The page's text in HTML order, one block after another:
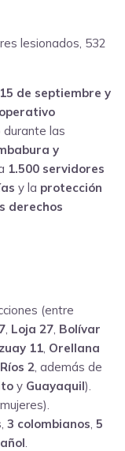
15 de septiembre y
operativo
durante las
y
1.500 servidores
y la protección
derechos
(entre
Loja 27 Bolívar
11 Orellana
2 , además de
y Guayaquil).
3 colombianos 5